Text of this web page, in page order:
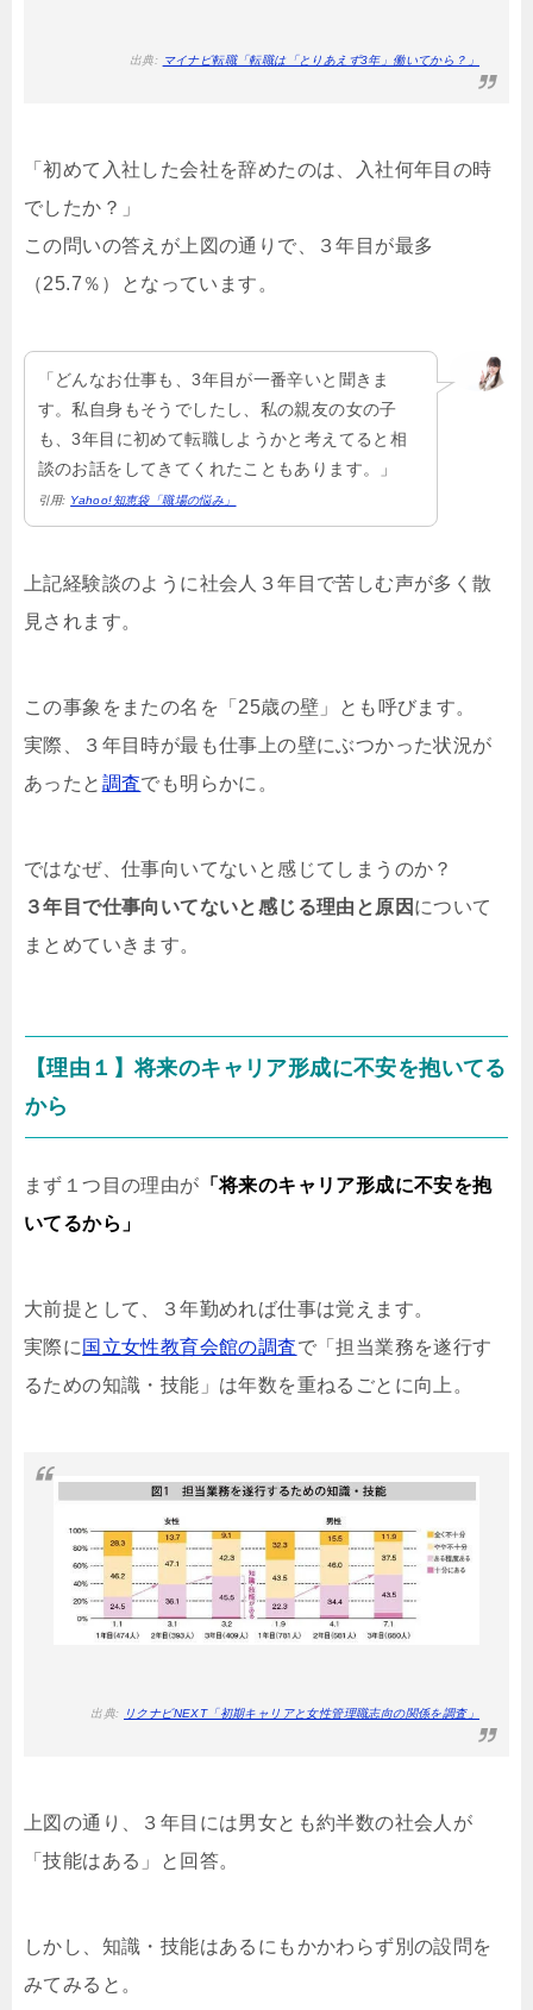
出典: マイナビ転職「転職は「とりあえず3年」働いてから？」
「初めて入社した会社を辞めたのは、入社何年目の時
でしたか？」
この問いの答えが上図の通りで、３年目が最多
（25.7％）となっています。
「どんなお仕事も、3年目が一番辛いと聞きま
す。私自身もそうでしたし、私の親友の女の子
も、3年目に初めて転職しようかと考えてると相
談のお話をしてきてくれたこともあります。」
引用: Yahoo!知恵袋「職場の悩み」
上記経験談のように社会人３年目で苦しむ声が多く散
見されます。
この事象をまたの名を「25歳の壁」とも呼びます。
実際、３年目時が最も仕事上の壁にぶつかった状況が
あったと 調査でも明らかに。
ではなぜ、仕事向いてないと感じてしまうのか？
３年目で仕事向いてないと感じる理由と原因 について
まとめていきます。
【理由１】将来のキャリア形成に不安を抱いてる
から
まず１つ目の理由が 「将来のキャリア形成に不安を抱
いてるから」
大前提として、３年勤めれば仕事は覚えます。
実際に 国立女性教育会館の調査で「担当業務を遂行す
るための知識・技能」は年数を重ねるごとに向上。
出典: リクナビNEXT「初期キャリアと女性管理職志向の関係を調査」
上図の通り、３年目には男女とも約半数の社会人が
「技能はある」と回答。
しかし、知識・技能はあるにもかかわらず別の設問を
みてみると。